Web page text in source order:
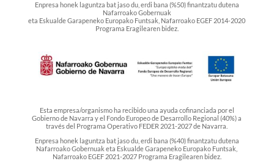
Enpresa honek laguntza bat jaso du, erdi bana (%50) finantzatu dutena
Nafarroako Gobernuak
eta Eskualde Garapeneko Europako Funtsak, Nafarroako EGEF 2014-2020
Programa Eragilearen bidez.
Esta empresa/organismo ha recibido una ayuda cofinanciada por el
Gobierno de Navarra y el Fondo Europeo de Desarrollo Regional (40%) a
través del Programa Operativo FEDER 2021-2027 de Navarra.
Enpresa honek laguntza bat jaso du, erdi bana (%40) finantzatu dutena
Nafarroako Gobernuak eta Eskualde Garapeneko Europako Funtsak,
Nafarroako EGEF 2021-2027 Programa Eragilearen bidez.